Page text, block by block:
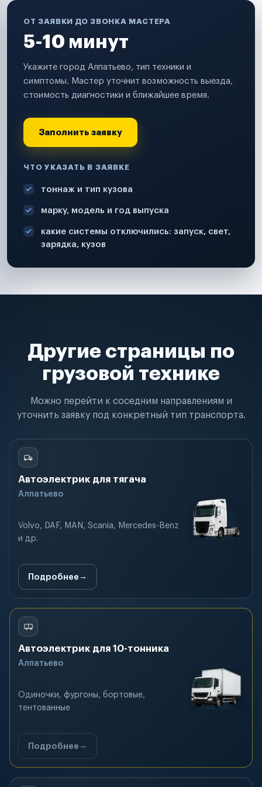
ОТ ЗАЯВКИ ДО ЗВОНКА МАСТЕРА
5-10 минут
Укажите город Алпатьево, тип техники и
симптомы. Мастер уточнит возможность выезда,
стоимость диагностики и ближайшее время.
Заполнить заявку
ЧТО УКАЗАТЬ В ЗАЯВКЕ
тоннаж и тип кузова
марку, модель и год выпуска
какие системы отключились: запуск, свет,
зарядка, кузов
Другие страницы по
грузовой технике
Можно перейти к соседним направлениям и
уточнить заявку под конкретный тип транспорта.
Автоэлектрик для тягача
Алпатьево
Volvo, DAF, MAN, Scania, Mercedes-Benz
и др.
Подробнее
Автоэлектрик для 10-тонника
Алпатьево
Одиночки, фургоны, бортовые,
тентованные
Подробнее